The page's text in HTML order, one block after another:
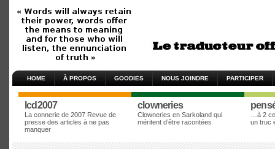
HOME À PROPOS GOODIES NOUS JOINDRE PARTICIPER
lcd2007
La connerie de 2007 Revue de
presse des articles à ne pas
manquer
clowneries
Clowneries en Sarkoland qui
méritent d’être racontées
…à 2
un truc